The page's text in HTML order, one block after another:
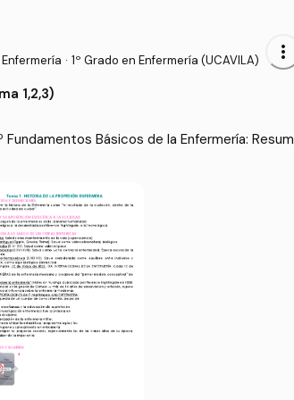
· 1º Grado en Enfermería (UCAVILA) more_vert
1,2,3)
Básicos de la Enfermería: Resum